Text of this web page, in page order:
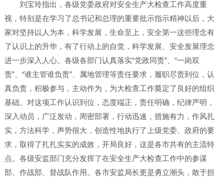
刘宝玲指出，各级党委政府对安全生产大检查工作高度重
视，特别是在学习了总书记和总理的重要批示指示精神以后，大
家对坚持以人为本，科学发展，生命至上，安全第一这些理念有
了认识上的升华，有了行动上的自觉，科学发展、安全发展理念
进一步深入人心。各级各部门认真落实“党政同责”、“一岗双
责”、“谁主管谁负责”、属地管理等责任要求，履职尽责到位，认
真负责，积极参与，主动作为，为大检查工作奠定了良好的组织
基础。对这项工作认识到位，态度端正，责任明确，纪律严明，
深入动员，广泛发动，周密部署，行动迅速，措施有力，作风扎
实，方法科学，声势很大，创造性地执行了上级党委、政府的要
求，取得了扎扎实实的成效，开局良好，这是各市共有的主流特
点。各级安监部门充分发挥了在安全生产大检查工作中的参谋
部、作战部、督战队作用。各市安监局长更是勇立潮头，敢于担